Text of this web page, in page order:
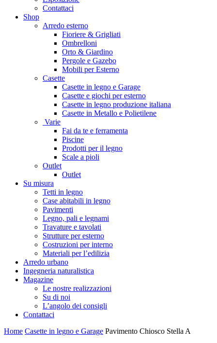
Contattaci
Shop
Arredo esterno
Fioriere & Grigliati
Ombrelloni
Orto & Giardino
Pergole e Gazebo
Mobili per Esterno
Casette
Casette in legno e Garage
Casette e giochi per esterno
Casette in legno produzione italiana
Casette in Metallo e Polietilene
Varie
Fai da te e ferramenta
Piscine
Prodotti per il legno
Scale a pioli
Outlet
Outlet
Su misura
Tetti in legno
Case abitabili in legno
Pavimenti
Legno, pali e legnami
Travature e tavolati
Strutture per esterno
Costruzioni per interno
Materiali per l’edilizia
Arredo urbano
Ingegneria naturalistica
Magazine
Le nostre realizzazioni
Su di noi
L’angolo dei consigli
Contattaci
Home Casette in legno e Garage Pavimento Chiosco Stella A